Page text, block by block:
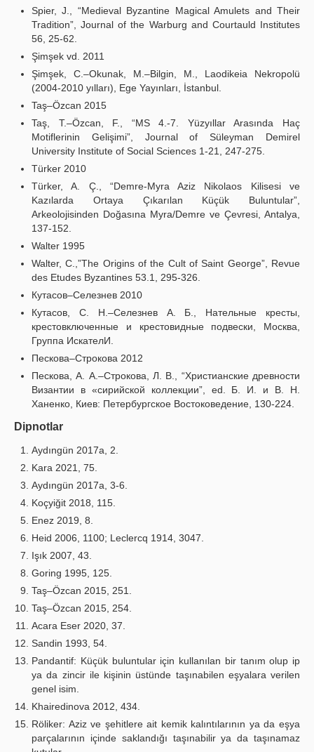
Spier, J., “Medieval Byzantine Magical Amulets and Their
Tradition”, Journal of the Warburg and Courtauld Institutes
56, 25-62.
Şimşek vd. 2011
Şimşek, C.–Okunak, M.–Bilgin, M., Laodikeia Nekropolü
(2004-2010 yılları), Ege Yayınları, İstanbul.
Taş–Özcan 2015
Taş, T.–Özcan, F., “MS 4.-7. Yüzyıllar Arasında Haç
Motiflerinin Gelişimi”, Journal of Süleyman Demirel
University Institute of Social Sciences 1-21, 247-275.
Türker 2010
Türker, A. Ç., “Demre-Myra Aziz Nikolaos Kilisesi ve
Kazılarda Ortaya Çıkarılan Küçük Buluntular”,
Arkeolojisinden Doğasına Myra/Demre ve Çevresi, Antalya,
137-152.
Walter 1995
Walter, C.,”The Origins of the Cult of Saint George”, Revue
des Etudes Byzantines 53.1, 295-326.
Кутасов–Селезнев 2010
Кутасов, С. Н.–Селезнев А. Б., Нательные кресты,
крестовключенные и крестовидные подвески, Москва,
Группа ИскателИ.
Пескова–Строкова 2012
Пескова, А. А.–Строкова, Л. В., “Христианские древности
Византии в «сирийской коллекции”, ed. Б. И. и В. Н.
Ханенко, Киев: Петербургское Востоковедение, 130-224.
Dipnotlar
Aydıngün 2017a, 2.
Kara 2021, 75.
Aydıngün 2017a, 3-6.
Koçyiğit 2018, 115.
Enez 2019, 8.
Heid 2006, 1100; Leclercq 1914, 3047.
Işık 2007, 43.
Goring 1995, 125.
Taş–Özcan 2015, 251.
Taş–Özcan 2015, 254.
Acara Eser 2020, 37.
Sandin 1993, 54.
Pandantif: Küçük buluntular için kullanılan bir tanım olup ip
ya da zincir ile kişinin üstünde taşınabilen eşyalara verilen
genel isim.
Khairedinova 2012, 434.
Röliker: Aziz ve şehitlere ait kemik kalıntılarının ya da eşya
parçalarının içinde saklandığı taşınabilir ya da taşınamaz